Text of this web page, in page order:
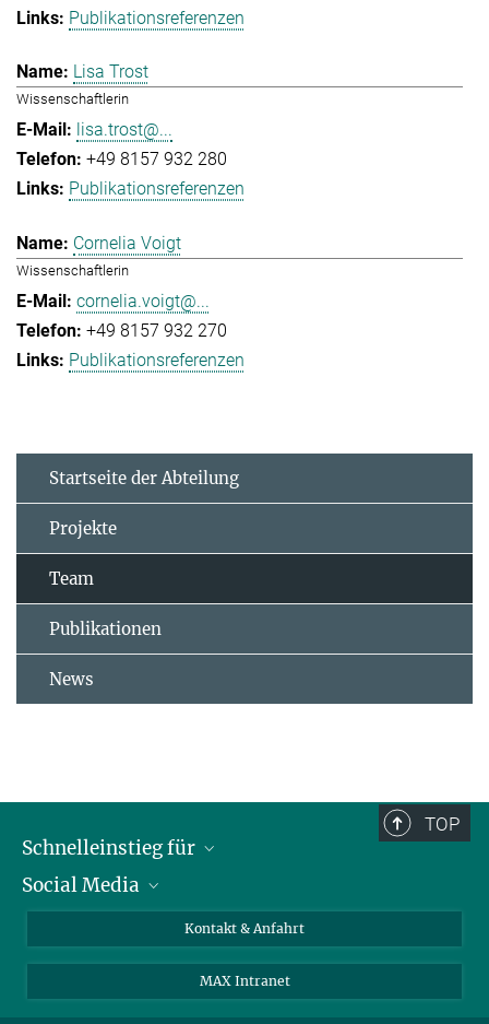
Publikationsreferenzen
Lisa Trost
Wissenschaftlerin
lisa.trost@...
+49 8157 932 280
Publikationsreferenzen
Cornelia Voigt
Wissenschaftlerin
cornelia.voigt@...
+49 8157 932 270
Publikationsreferenzen
Startseite der Abteilung
Projekte
Team
Publikationen
News
TOP
Schnelleinstieg für
Journalist*innen
Social Media
LinkedIn
Kontakt & Anfahrt
MAX Intranet